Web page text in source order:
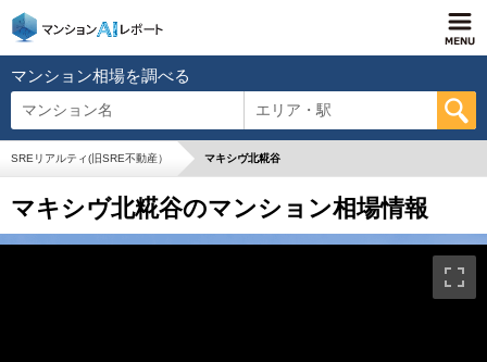
マンション相場を調べる
マンション名 エリア・駅
SREリアルティ(旧SRE不動産） マキシヴ北糀谷
マキシヴ北糀谷のマンション相場情報